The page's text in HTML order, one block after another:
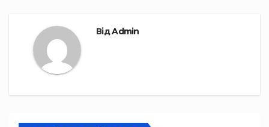
ВідAdmin